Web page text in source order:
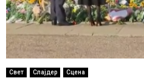
Свет Слајдер Сцена